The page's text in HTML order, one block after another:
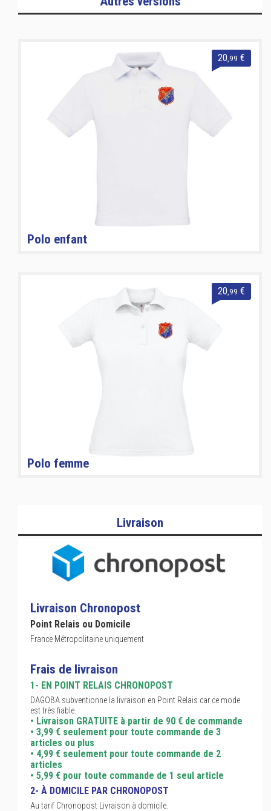
20 ,99 €
Polo enfant
20 ,99 €
Polo femme
Livraison
Livraison Chronopost
Point Relais ou Domicile
France Métropolitaine uniquement
Frais de livraison
1- EN POINT RELAIS CHRONOPOST
DAGOBA subventionne la livraison en Point Relais car ce mode
est très fiable.
• Livraison GRATUITE à partir de 90 € de commande
• 3,99 € seulement pour toute commande de 3
articles ou plus
• 4,99 € seulement pour toute commande de 2
articles
• 5,99 € pour toute commande de 1 seul article
2- À DOMICILE PAR CHRONOPOST
Au tarif Chronopost Livraison à domicile.